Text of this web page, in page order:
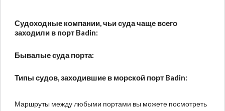
Судоходные компании, чьи суда чаще всего
заходили в порт Badin:
Бывалые суда порта:
Типы судов, заходившие в морской порт Badin:
Маршруты между любыми портами вы можете посмотреть